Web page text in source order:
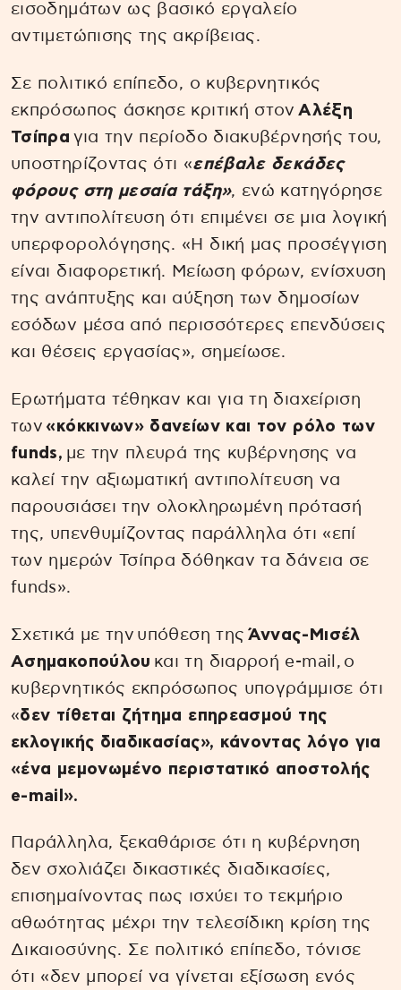
εισοδημάτων ως βασικό εργαλείο
αντιμετώπισης της ακρίβειας.
Σε πολιτικό επίπεδο, ο κυβερνητικός
εκπρόσωπος άσκησε κριτική στονΑλέξη
Τσίπρα για την περίοδο διακυβέρνησής του,
υποστηρίζοντας ότι «επέβαλε δεκάδες
φόρους στη μεσαία τάξη», ενώ κατηγόρησε
την αντιπολίτευση ότι επιμένει σε μια λογική
υπερφορολόγησης. «Η δική μας προσέγγιση
είναι διαφορετική. Μείωση φόρων, ενίσχυση
της ανάπτυξης και αύξηση των δημοσίων
εσόδων μέσα από περισσότερες επενδύσεις
και θέσεις εργασίας», σημείωσε.
Ερωτήματα τέθηκαν και για τη διαχείριση
των «κόκκινων» δανείων και τον ρόλο των
funds, με την πλευρά της κυβέρνησης να
καλεί την αξιωματική αντιπολίτευση να
παρουσιάσει την ολοκληρωμένη πρότασή
της, υπενθυμίζοντας παράλληλα ότι «επί
των ημερών Τσίπρα δόθηκαν τα δάνεια σε
funds».
Σχετικά με την υπόθεση της Άννας-Μισέλ
Ασημακοπούλου και τη διαρροή e-mail, ο
κυβερνητικός εκπρόσωπος υπογράμμισε ότι
«δεν τίθεται ζήτημα επηρεασμού της
εκλογικής διαδικασίας», κάνοντας λόγο για
«ένα μεμονωμένο περιστατικό αποστολής
e-mail».
Παράλληλα, ξεκαθάρισε ότι η κυβέρνηση
δεν σχολιάζει δικαστικές διαδικασίες,
επισημαίνοντας πως ισχύει το τεκμήριο
αθωότητας μέχρι την τελεσίδικη κρίση της
Δικαιοσύνης. Σε πολιτικό επίπεδο, τόνισε
ότι «δεν μπορεί να γίνεται εξίσωση ενός